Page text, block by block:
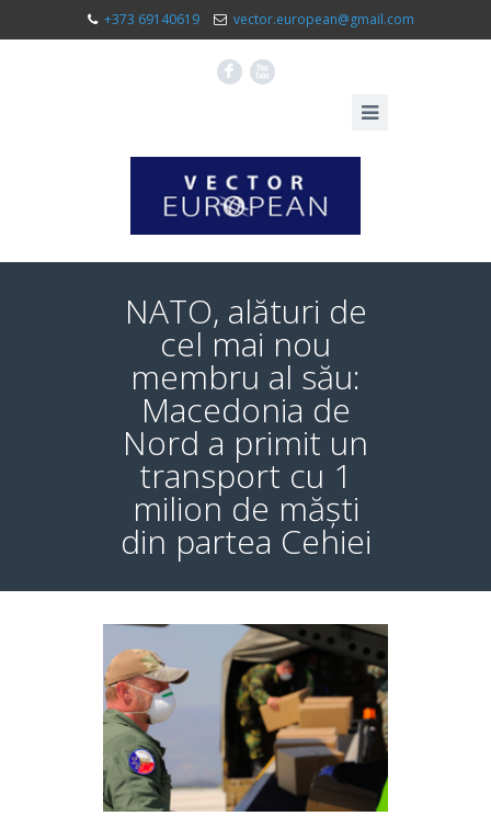
+373 69140619 vector.european@gmail.com
F X
NATO, alături de
cel mai nou
membru al său:
Macedonia de
Nord a primit un
transport cu 1
milion de măști
din partea Cehiei